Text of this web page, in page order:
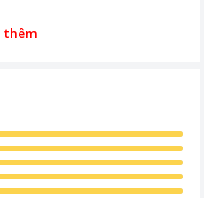
, mang lại không gian hiển thị
nhiệm và trải nghiệm giải trí.
này giúp cải thiện khả năng
tạo ra trải nghiệm xem rõ
thêm